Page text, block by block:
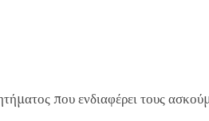
που ενδιαφέρει τους